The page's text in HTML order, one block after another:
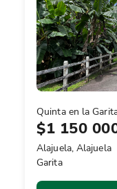
Quinta en la
$1 150
Alajuela, Alajuela
Garita